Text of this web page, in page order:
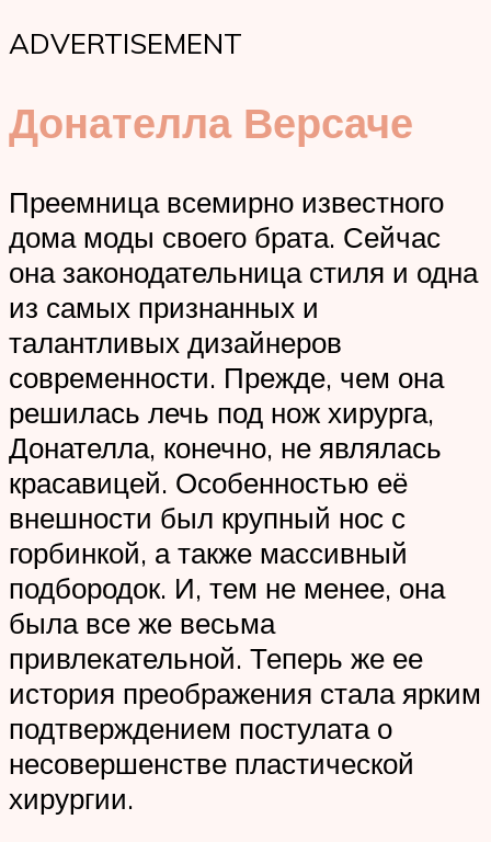
ADVERTISEMENT
Донателла Версаче
Преемница всемирно известного
дома моды своего брата. Сейчас
она законодательница стиля и одна
из самых признанных и
талантливых дизайнеров
современности. Прежде, чем она
решилась лечь под нож хирурга,
Донателла, конечно, не являлась
красавицей. Особенностью её
внешности был крупный нос с
горбинкой, а также массивный
подбородок. И, тем не менее, она
была все же весьма
привлекательной. Теперь же ее
история преображения стала ярким
подтверждением постулата о
несовершенстве пластической
хирургии.